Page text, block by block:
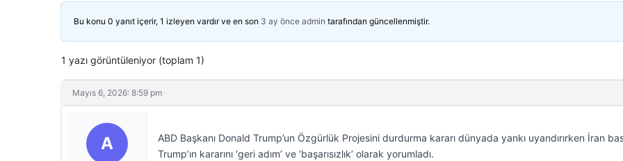
Bu konu 0 yanıt içerir, 1 izleyen vardır ve en son 3 ay önce admin tarafından güncellenmiştir.
1 yazı görüntüleniyor (toplam 1)
Mayıs 6, 2026: 8:59 pm
A
ABD Başkanı Donald Trump’un Özgürlük Projesini durdurma kararı dünyada yankı uyandırırken İran
Trump’ın kararını ‘geri adım’ ve ‘başarısızlık’ olarak yorumladı.